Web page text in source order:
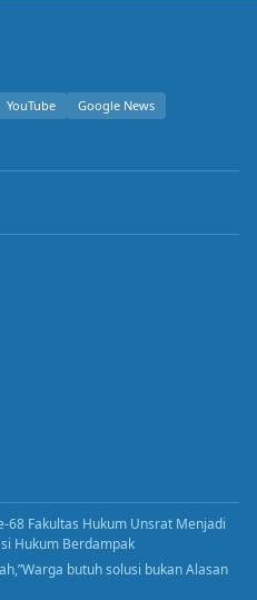
YouTube Google News
68 Fakultas Hukum Unsrat Menjadi
Hukum Berdampak
butuh solusi bukan Alasan